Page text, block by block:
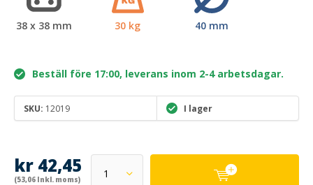
38 x 38 mm 30 kg 40 mm
Beställ före 17:00, leverans inom 2-4 arbetsdagar.
SKU: 12019 I lager
kr 42,45
(53,06 Inkl. moms)